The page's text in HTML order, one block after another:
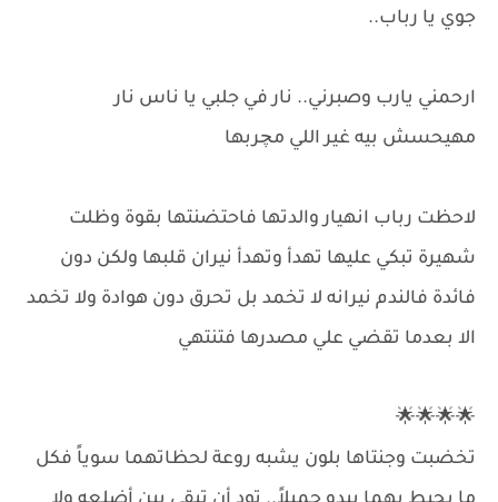
جوي يا رباب..
ارحمني يارب وصبرني.. نار في جلبي يا ناس نار
مهيحسش بيه غير اللي مچربها
لاحظت رباب انهيار والدتها فاحتضنتها بقوة وظلت
شهيرة تبكي عليها تهدأ وتهدأ نيران قلبها ولكن دون
فائدة فالندم نيرانه لا تخمد بل تحرق دون هوادة ولا تخمد
الا بعدما تقضي علي مصدرها فتنتهي
🌟🌟🌟🌟
تخضبت وجنتاها بلون يشبه روعة لحظاتهما سوياً فكل